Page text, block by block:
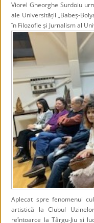
Viorel Gheorghe Surdoiu
ale Universității „Babeș-
în Filozofie și Jurnalism al
Aplecat spre fenomenul
artistică la Clubul
reîntoarce la Târgu-Jiu și